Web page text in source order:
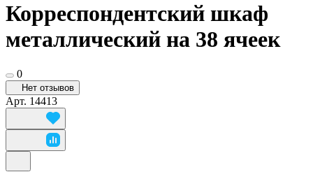
Корреспондентский шкаф
металлический на 38 ячеек
0
Нет отзывов
Арт. 14413